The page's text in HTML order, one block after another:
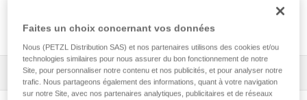
Bretelles SEQUOIA®
Tous les conseils techniques 1 Filtrer
Faites un choix concernant vos données
Nous (PETZL Distribution SAS) et nos partenaires utilisons des cookies et/ou
technologies similaires pour nous assurer du bon fonctionnement de notre
Site, pour personnaliser notre contenu et nos publicités, et pour analyser notre
trafic. Nous partageons également des informations, quant à votre navigation
sur notre Site, avec nos partenaires analytiques, publicitaires et de réseaux